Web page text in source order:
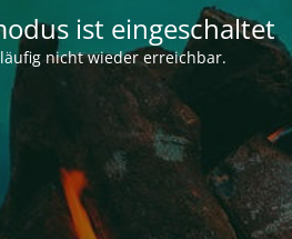
ist eingeschaltet
nicht wieder erreichbar.